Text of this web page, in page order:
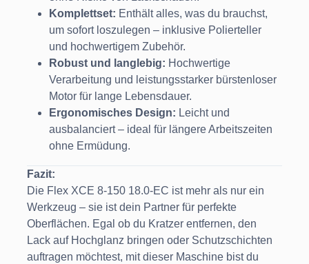
Komplettset: Enthält alles, was du brauchst,
um sofort loszulegen – inklusive Polierteller
und hochwertigem Zubehör.
Robust und langlebig: Hochwertige
Verarbeitung und leistungsstarker bürstenloser
Motor für lange Lebensdauer.
Ergonomisches Design: Leicht und
ausbalanciert – ideal für längere Arbeitszeiten
ohne Ermüdung.
Fazit:
Die Flex XCE 8-150 18.0-EC ist mehr als nur ein
Werkzeug – sie ist dein Partner für perfekte
Oberflächen. Egal ob du Kratzer entfernen, den
Lack auf Hochglanz bringen oder Schutzschichten
auftragen möchtest, mit dieser Maschine bist du